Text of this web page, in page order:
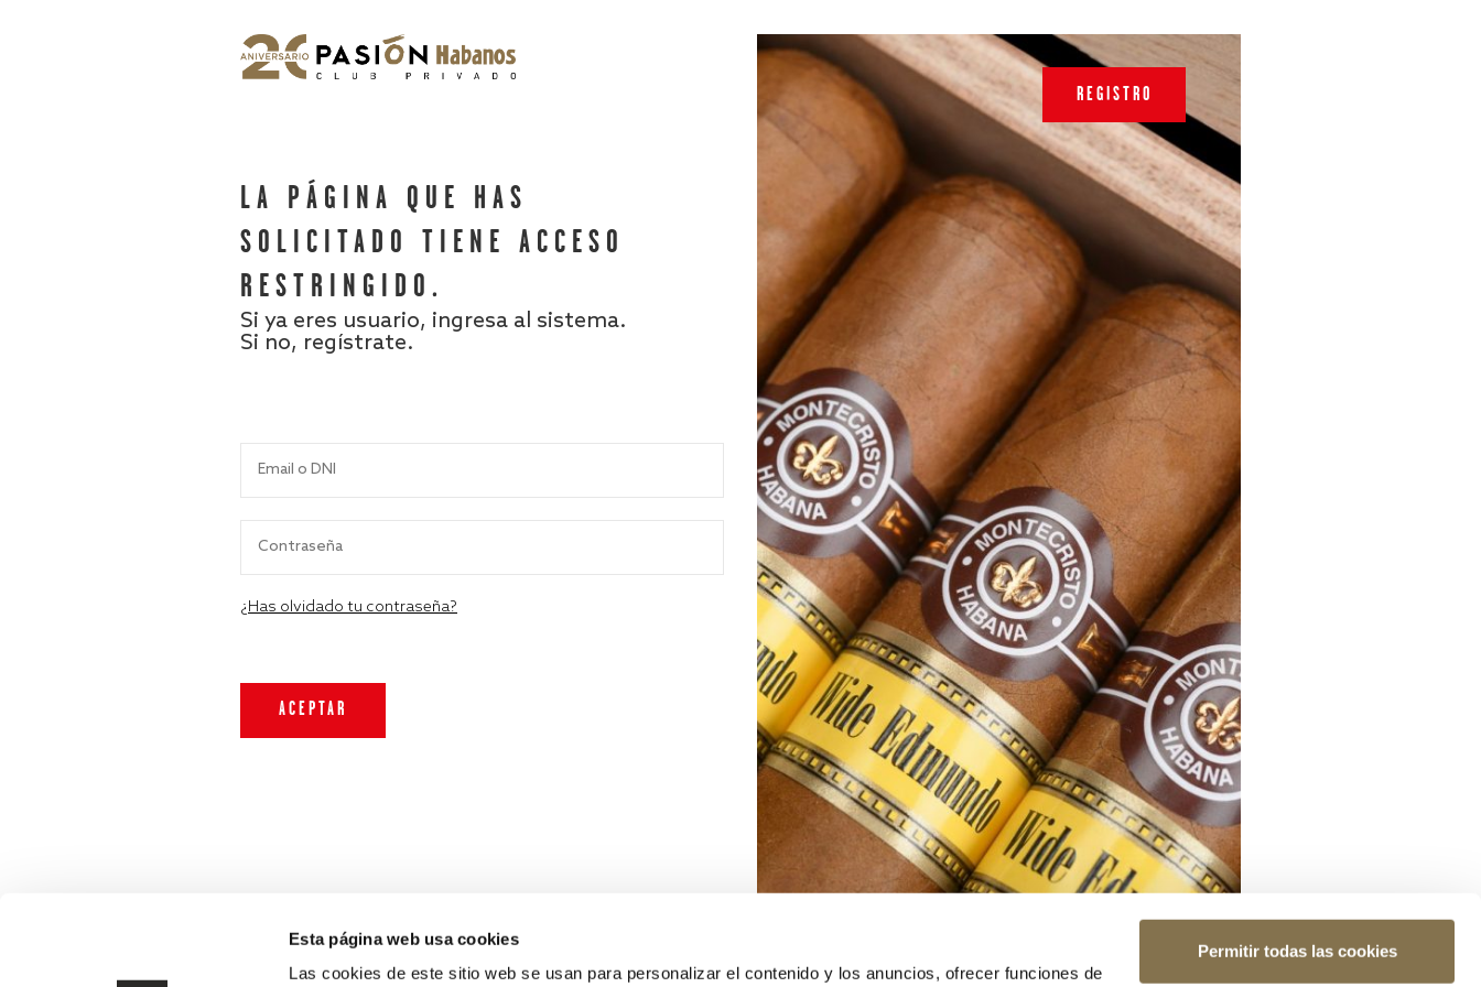
Esta página web usa cookies
Las cookies de este sitio web se usan para personalizar el contenido y los anuncios, ofrecer funciones de
Permitir todas las cookies
LA PÁGINA QUE HAS
SOLICITADO TIENE ACCESO
RESTRINGIDO.
Si ya eres usuario, ingresa al sistema.
Si no, regístrate.
¿Has olvidado tu contraseña?
REGISTRO